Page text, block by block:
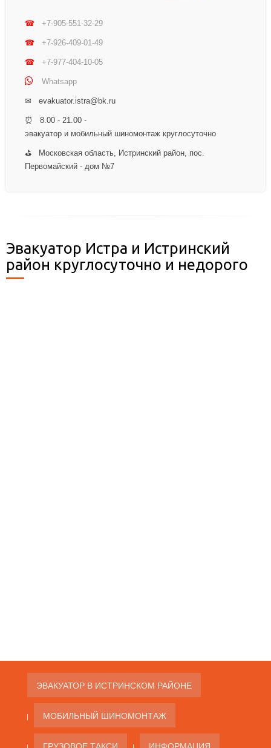
☎ +7-905-551-32-29
☎ +7-926-409-01-49
☎ +7-977-404-10-05
Whatsapp
✉ evakuator.istra@bk.ru
⏰ 8.00 - 21.00 -
эвакуатор и мобильный шиномонтаж круглосуточно
⛳ Московская область, Истринский район, пос.
Первомайский - дом №7
Эвакуатор Истра и Истринский
район круглосуточно и недорого
ЭВАКУАТОР В ИСТРИНСКОМ РАЙОНЕ
МОБИЛЬНЫЙ ШИНОМОНТАЖ